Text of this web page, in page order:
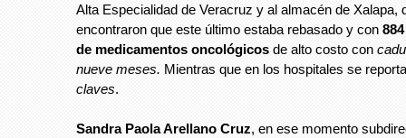
Alta Especialidad de Veracruz y al almacén de Xalapa,
encontraron que este último estaba rebasado y con
de medicamentos oncológicos de alto costo con
nueve meses. Mientras que en los hospitales se
claves.
Sandra Paola Arellano Cruz, en ese momento